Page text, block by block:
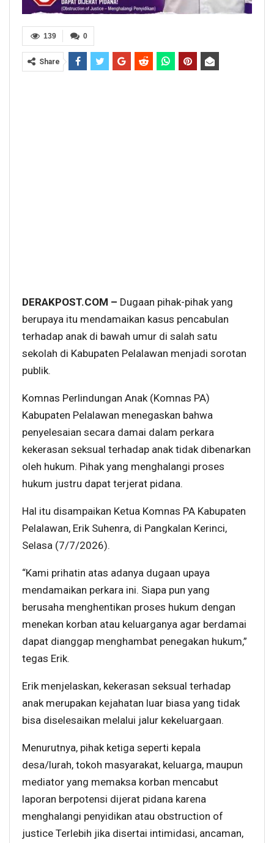
0
139
Share
DERAKPOST.COM – Dugaan pihak-pihak yang
berupaya itu mendamaikan kasus pencabulan
terhadap anak di bawah umur di salah satu
sekolah di Kabupaten Pelalawan menjadi sorotan
publik.
Komnas Perlindungan Anak (Komnas PA)
Kabupaten Pelalawan menegaskan bahwa
penyelesaian secara damai dalam perkara
kekerasan seksual terhadap anak tidak dibenarkan
oleh hukum. Pihak yang menghalangi proses
hukum justru dapat terjerat pidana.
Hal itu disampaikan Ketua Komnas PA Kabupaten
Pelalawan, Erik Suhenra, di Pangkalan Kerinci,
Selasa (7/7/2026).
“Kami prihatin atas adanya dugaan upaya
mendamaikan perkara ini. Siapa pun yang
berusaha menghentikan proses hukum dengan
menekan korban atau keluarganya agar berdamai
dapat dianggap menghambat penegakan hukum,”
tegas Erik.
Erik menjelaskan, kekerasan seksual terhadap
anak merupakan kejahatan luar biasa yang tidak
bisa diselesaikan melalui jalur kekeluargaan.
Menurutnya, pihak ketiga seperti kepala
desa/lurah, tokoh masyarakat, keluarga, maupun
mediator yang memaksa korban mencabut
laporan berpotensi dijerat pidana karena
menghalangi penyidikan atau obstruction of
justice Terlebih jika disertai intimidasi, ancaman,